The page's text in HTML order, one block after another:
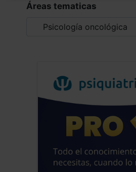
Áreas tematicas